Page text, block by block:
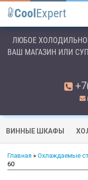
Cool Expert
ЛЮБОЕ
ВАШ МАГАЗИН ИЛИ
ВИННЫЕ ШКАФЫ
Главная » Охлаждаемые
60